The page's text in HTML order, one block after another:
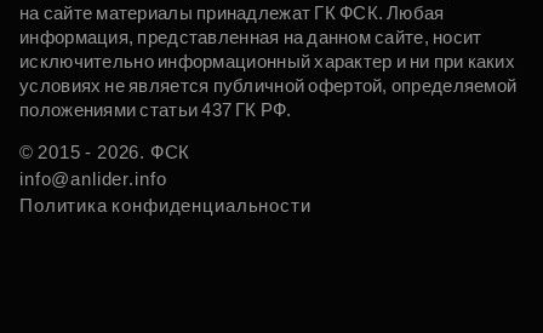
на сайте материалы принадлежат ГК ФСК. Любая
информация, представленная на данном сайте, носит
исключительно информационный характер и ни при каких
условиях не является публичной офертой, определяемой
положениями статьи 437 ГК РФ.
© 2015 - 2026. ФСК
info@anlider.info
Политика конфиденциальности